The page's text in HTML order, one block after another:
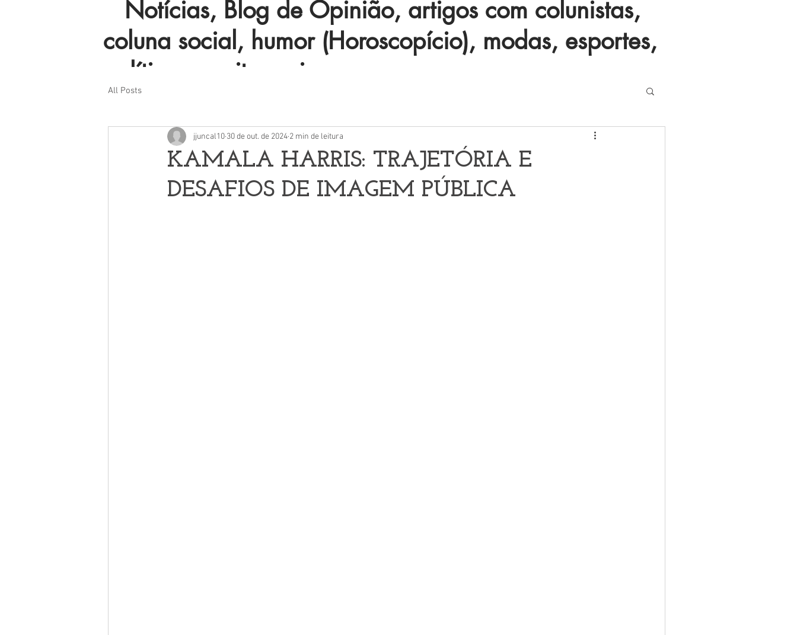
Notícias, Blog de Opinião, artigos com colunistas,
coluna social, humor (Horoscopício), modas, esportes,
política e muito mais.
All Posts
KAMALA HARRIS: TRAJETÓRIA E
DESAFIOS DE IMAGEM PÚBLICA
jjuncal10 30 de out. de 2024 2 min de leitura